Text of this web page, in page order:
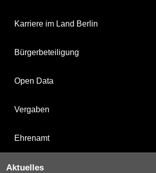
Karriere im Land Berlin
Bürgerbeteiligung
Open Data
Vergaben
Ehrenamt
Aktuelles